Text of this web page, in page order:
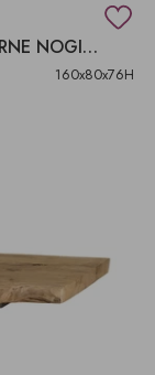
NOWOCZESNY STÓŁ NA NODZE SREBRNE NOGI STÓŁ, BIURKO
160x80x76H